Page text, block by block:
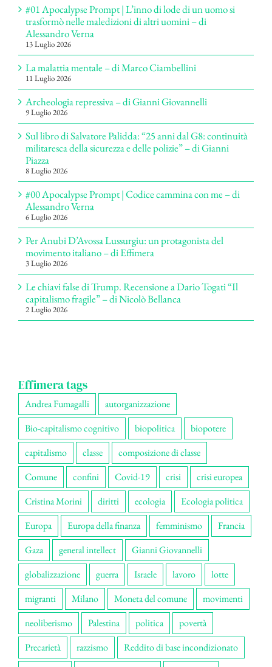
#01 Apocalypse Prompt | L’inno di lode di un uomo si
trasformò nelle maledizioni di altri uomini – di
Alessandro Verna
13 Luglio 2026
La malattia mentale – di Marco Ciambellini
11 Luglio 2026
Archeologia repressiva – di Gianni Giovannelli
9 Luglio 2026
Sul libro di Salvatore Palidda: “25 anni dal G8: continuità
militaresca della sicurezza e delle polizie” – di Gianni
Piazza
8 Luglio 2026
#00 Apocalypse Prompt | Codice cammina con me – di
Alessandro Verna
6 Luglio 2026
Per Anubi D’Avossa Lussurgiu: un protagonista del
movimento italiano – di Effimera
3 Luglio 2026
Le chiavi false di Trump. Recensione a Dario Togati “Il
capitalismo fragile” – di Nicolò Bellanca
2 Luglio 2026
Effimera tags
Andrea Fumagalli
autorganizzazione
Bio-capitalismo cognitivo
biopolitica
biopotere
capitalismo
classe
composizione di classe
Comune
confini Covid-19 crisi
crisi europea
Cristina Morini
diritti ecologia
Ecologia politica
Europa
Europa della finanza femminismo
Francia
Gaza
general intellect
Gianni Giovannelli
globalizzazione
guerra Israele lavoro
lotte
migranti
Milano Moneta del comune
movimenti
neoliberismo
Palestina politica
povertà
Precarietà
razzismo
Reddito di base incondizionato